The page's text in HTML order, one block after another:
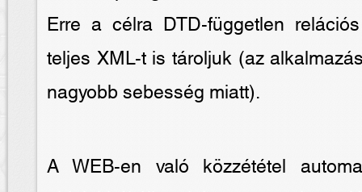
Erre a célra DTD-független
teljes XML-t is tároljuk (az
nagyobb sebesség miatt).
A WEB-en való közzététel